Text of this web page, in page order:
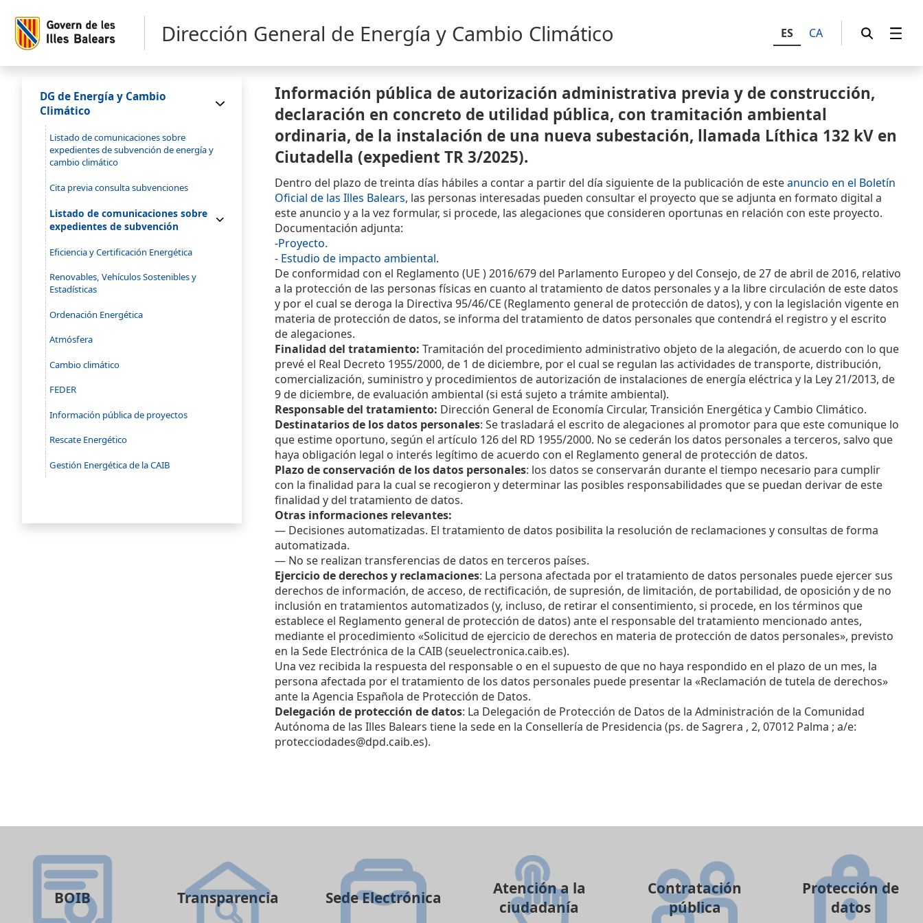
Dirección General de Energía y Cambio Climático ES CA
DG de Energía y Cambio
Climático
Listado de comunicaciones sobre
expedientes de subvención de energía y
cambio climático
Cita previa consulta subvenciones
Listado de comunicaciones sobre
expedientes de subvención
Eficiencia y Certificación Energética
Renovables, Vehículos Sostenibles y
Estadísticas
Ordenación Energética
Atmósfera
Cambio climático
FEDER
Información pública de proyectos
Rescate Energético
Gestión Energética de la CAIB
Información pública de autorización administrativa previa y de construcción,
declaración en concreto de utilidad pública, con tramitación ambiental
ordinaria, de la instalación de una nueva subestación, llamada Líthica 132 kV en
Ciutadella (expedient TR 3/2025).
Dentro del plazo de treinta días hábiles a contar a partir del día siguiente de la publicación de esteanuncio en el Boletín
Oficial de las Illes Balears, las personas interesadas pueden consultar el proyecto que se adjunta en formato digital a
este anuncio y a la vez formular, si procede, las alegaciones que consideren oportunas en relación con este proyecto.
Documentación adjunta:
-Proyecto.
- Estudio de impacto ambiental.
De conformidad con el Reglamento (UE ) 2016/679 del Parlamento Europeo y del Consejo, de 27 de abril de 2016, relativo
a la protección de las personas físicas en cuanto al tratamiento de datos personales y a la libre circulación de este datos
y por el cual se deroga la Directiva 95/46/CE (Reglamento general de protección de datos), y con la legislación vigente en
materia de protección de datos, se informa del tratamiento de datos personales que contendrá el registro y el escrito
de alegaciones.
Finalidad del tratamiento: Tramitación del procedimiento administrativo objeto de la alegación, de acuerdo con lo que
prevé el Real Decreto 1955/2000, de 1 de diciembre, por el cual se regulan las actividades de transporte, distribución,
comercialización, suministro y procedimientos de autorización de instalaciones de energía eléctrica y la Ley 21/2013, de
9 de diciembre, de evaluación ambiental (si está sujeto a trámite ambiental).
Responsable del tratamiento: Dirección General de Economía Circular, Transición Energética y Cambio Climático.
Destinatarios de los datos personales: Se trasladará el escrito de alegaciones al promotor para que este comunique lo
que estime oportuno, según el artículo 126 del RD 1955/2000. No se cederán los datos personales a terceros, salvo que
haya obligación legal o interés legítimo de acuerdo con el Reglamento general de protección de datos.
Plazo de conservación de los datos personales: los datos se conservarán durante el tiempo necesario para cumplir
con la finalidad para la cual se recogieron y determinar las posibles responsabilidades que se puedan derivar de este
finalidad y del tratamiento de datos.
Otras informaciones relevantes:
— Decisiones automatizadas. El tratamiento de datos posibilita la resolución de reclamaciones y consultas de forma
automatizada.
— No se realizan transferencias de datos en terceros países.
Ejercicio de derechos y reclamaciones: La persona afectada por el tratamiento de datos personales puede ejercer sus
derechos de información, de acceso, de rectificación, de supresión, de limitación, de portabilidad, de oposición y de no
inclusión en tratamientos automatizados (y, incluso, de retirar el consentimiento, si procede, en los términos que
establece el Reglamento general de protección de datos) ante el responsable del tratamiento mencionado antes,
mediante el procedimiento «Solicitud de ejercicio de derechos en materia de protección de datos personales», previsto
en la Sede Electrónica de la CAIB (seuelectronica.caib.es).
Una vez recibida la respuesta del responsable o en el supuesto de que no haya respondido en el plazo de un mes, la
persona afectada por el tratamiento de los datos personales puede presentar la «Reclamación de tutela de derechos»
ante la Agencia Española de Protección de Datos.
Delegación de protección de datos: La Delegación de Protección de Datos de la Administración de la Comunidad
Autónoma de las Illes Balears tiene la sede en la Consellería de Presidencia (ps. de Sagrera , 2, 07012 Palma ; a/e:
protecciodades@dpd.caib.es).
BOIB Transparencia Sede Electrónica
Atención a la
ciudadanía
Contratación
pública
Protección de
datos